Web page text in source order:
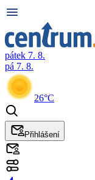
pátek 7. 8.
pá 7. 8.
26°C
Přihlášení